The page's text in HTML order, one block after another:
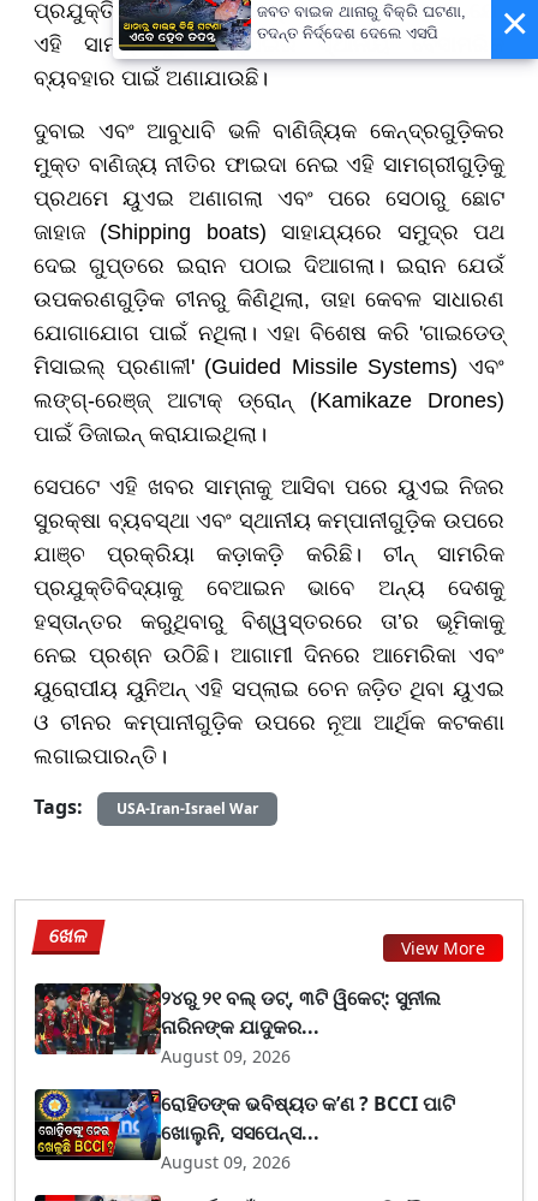
ପ୍ରଯୁକ୍ତିବିଦ୍ୟାର କାଗଜପତ୍ରରେ ଦର୍ଶାଯାଇଥିଲା ଯେ,
ଏହି ସାମଗ୍ରୀଗୁଡ଼ିକ ୟୁଏଇର ସ୍ଥାନୀୟ ବେସାମରିକ
ବ୍ୟବହାର ପାଇଁ ଅଣାଯାଉଛି।
ଦୁବାଇ ଏବଂ ଆବୁଧାବି ଭଳି ବାଣିଜ୍ୟିକ କେନ୍ଦ୍ରଗୁଡ଼ିକର
ମୁକ୍ତ ବାଣିଜ୍ୟ ନୀତିର ଫାଇଦା ନେଇ ଏହି ସାମଗ୍ରୀଗୁଡ଼ିକୁ
ପ୍ରଥମେ ୟୁଏଇ ଅଣାଗଲା ଏବଂ ପରେ ସେଠାରୁ ଛୋଟ
ଜାହାଜ (Shipping boats) ସାହାଯ୍ୟରେ ସମୁଦ୍ର ପଥ
ଦେଇ ଗୁପ୍ତରେ ଇରାନ ପଠାଇ ଦିଆଗଲା। ଇରାନ ଯେଉଁ
ଉପକରଣଗୁଡ଼ିକ ଚୀନରୁ କିଣିଥିଲା, ତାହା କେବଳ ସାଧାରଣ
ଯୋଗାଯୋଗ ପାଇଁ ନଥିଲା। ଏହା ବିଶେଷ କରି 'ଗାଇଡେଡ୍
ମିସାଇଲ୍ ପ୍ରଣାଳୀ' (Guided Missile Systems) ଏବଂ
ଲଙ୍ଗ୍-ରେଞ୍ଜ୍ ଆଟାକ୍ ଡ୍ରୋନ୍ (Kamikaze Drones)
ପାଇଁ ଡିଜାଇନ୍ କରାଯାଇଥିଲା।
ସେପଟେ ଏହି ଖବର ସାମ୍ନାକୁ ଆସିବା ପରେ ୟୁଏଇ ନିଜର
ସୁରକ୍ଷା ବ୍ୟବସ୍ଥା ଏବଂ ସ୍ଥାନୀୟ କମ୍ପାନୀଗୁଡ଼ିକ ଉପରେ
ଯାଞ୍ଚ ପ୍ରକ୍ରିୟା କଡ଼ାକଡ଼ି କରିଛି। ଚୀନ୍ ସାମରିକ
ପ୍ରଯୁକ୍ତିବିଦ୍ୟାକୁ ବେଆଇନ ଭାବେ ଅନ୍ୟ ଦେଶକୁ
ହସ୍ତାନ୍ତର କରୁଥିବାରୁ ବିଶ୍ୱସ୍ତରରେ ତା’ର ଭୂମିକାକୁ
ନେଇ ପ୍ରଶ୍ନ ଉଠିଛି। ଆଗାମୀ ଦିନରେ ଆମେରିକା ଏବଂ
ୟୁରୋପୀୟ ୟୁନିଅନ୍ ଏହି ସପ୍ଲାଇ ଚେନ ଜଡ଼ିତ ଥିବା ୟୁଏଇ
ଓ ଚୀନର କମ୍ପାନୀଗୁଡ଼ିକ ଉପରେ ନୂଆ ଆର୍ଥିକ କଟକଣା
ଲଗାଇପାରନ୍ତି।
Tags: USA-Iran-Israel War
ଖେଳ View More
୨୪ରୁ ୨୧ ବଲ୍ ଡଟ୍, ୩ଟି ୱିକେଟ୍: ସୁନୀଲ
ନାରିନଙ୍କ ଯାଦୁକର...
August 09, 2026
ରୋହିତଙ୍କ ଭବିଷ୍ୟତ କ’ଣ ? BCCI ପାଟି
ଖୋଲୁନି, ସସପେନ୍ସ...
August 09, 2026
×
ଜବତ ବାଇକ ଥାନାରୁ ବିକ୍ରି ଘଟଣା,
ତଦନ୍ତ ନିର୍ଦ୍ଦେଶ ଦେଲେ ଏସପି